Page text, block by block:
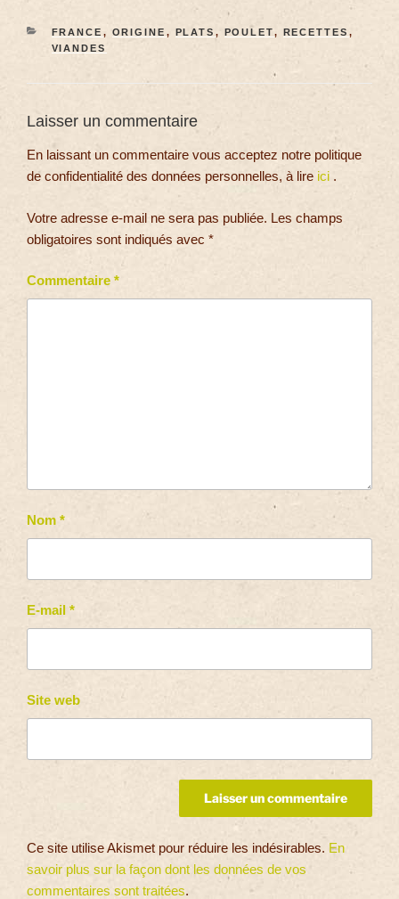
FRANCE , ORIGINE , PLATS , POULET, RECETTES ,
VIANDES
Laisser un commentaire
En laissant un commentaire vous acceptez notre politique
de confidentialité des données personnelles, à lire ici .
Votre adresse e-mail ne sera pas publiée. Les champs
obligatoires sont indiqués avec *
Commentaire *
Nom *
E-mail *
Site web
Ce site utilise Akismet pour réduire les indésirables. En
savoir plus sur la façon dont les données de vos
commentaires sont traitées.